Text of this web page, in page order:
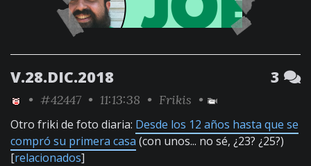
V.28.DIC.2018 3
• #42447 • 11:13:38 • Frikis •
Otro friki de foto diaria: Desde los 12 años hasta que se
compró su primera casa (con unos... no sé, ¿23? ¿25?)
[relacionados]